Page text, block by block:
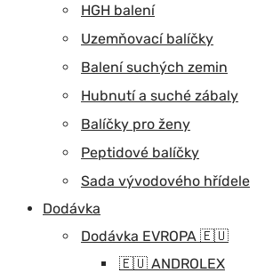
HGH balení
Uzemňovací balíčky
Balení suchých zemin
Hubnutí a suché zábaly
Balíčky pro ženy
Peptidové balíčky
Sada vývodového hřídele
Dodávka
Dodávka EVROPA 🇪🇺
🇪🇺 ANDROLEX